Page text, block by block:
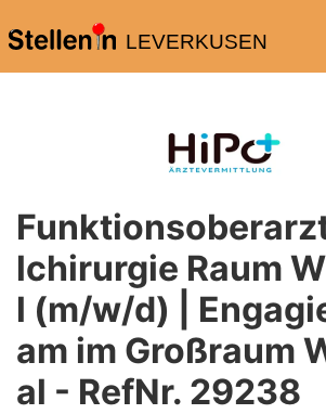
LEVERKUSEN
lchirurgie Raum
l (m/w/d) |
am im Großraum
al - RefNr. 29238